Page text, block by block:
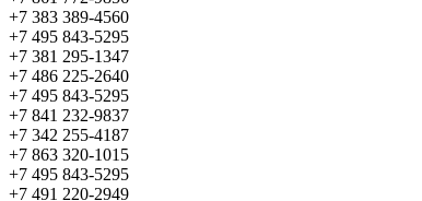
+7 383 389-4560
+7 495 843-5295
+7 381 295-1347
+7 486 225-2640
+7 495 843-5295
+7 841 232-9837
+7 342 255-4187
+7 863 320-1015
+7 495 843-5295
+7 491 220-2949